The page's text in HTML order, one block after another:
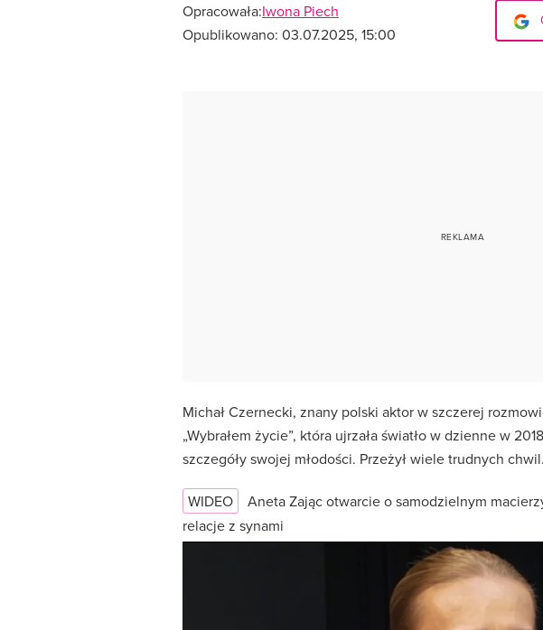
Opracowała:Iwona Piech
Opublikowano: 03.07.2025, 15:00
Michał Czernecki, znany polski aktor w szczerej
„Wybrałem życie”, która ujrzała światło w dzienne w
szczegóły swojej młodości. Przeżył wiele trudnych
WIDEO
Aneta Zając otwarcie o samodzielnym
relacje z synami